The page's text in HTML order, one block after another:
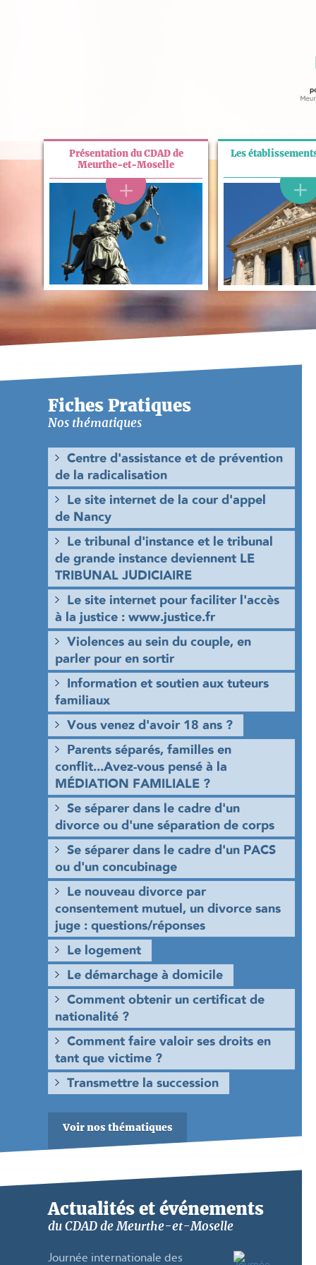
Présentation du CDAD de
Meurthe-et-Moselle
Les
Fiches Pratiques
Nos thématiques
Centre d'assistance et de prévention
de la radicalisation
Le site internet de la cour d'appel
de Nancy
Le tribunal d'instance et le tribunal
de grande instance deviennent LE
TRIBUNAL JUDICIAIRE
Le site internet pour faciliter l'accès
à la justice : www.justice.fr
Violences au sein du couple, en
parler pour en sortir
Information et soutien aux tuteurs
familiaux
Vous venez d'avoir 18 ans ?
Parents séparés, familles en
conflit...Avez-vous pensé à la
MÉDIATION FAMILIALE ?
Se séparer dans le cadre d'un
divorce ou d'une séparation de corps
Se séparer dans le cadre d'un PACS
ou d'un concubinage
Le nouveau divorce par
consentement mutuel, un divorce sans
juge : questions/réponses
Le logement
Le démarchage à domicile
Comment obtenir un certificat de
nationalité ?
Comment faire valoir ses droits en
tant que victime ?
Transmettre la succession
Voir nos thématiques
Actualités et événements
du CDAD de Meurthe-et-Moselle
Journée internationale des